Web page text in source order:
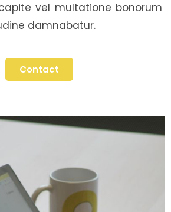
vel multatione bonorum
damnabatur.
Contact